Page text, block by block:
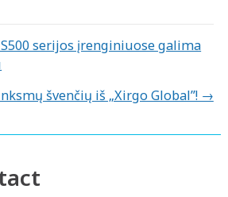
serijos įrenginiuose galima
švenčių iš „Xirgo Global”! →